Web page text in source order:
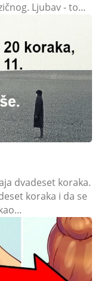
Ljubav - to...
dvadeset koraka.
koraka i da se